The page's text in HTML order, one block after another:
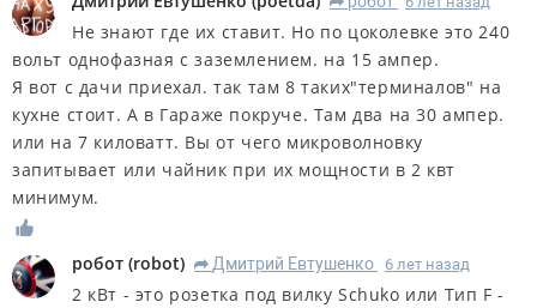
Не знают где их ставит. Но по цоколевке это 240
вольт однофазная с заземлением. на 15 ампер.
Я вот с дачи приехал. так там 8 таких"терминалов" на
кухне стоит. А в Гараже покруче. Там два на 30 ампер.
или на 7 киловатт. Вы от чего микроволновку
запитывает или чайник при их мощности в 2 квт
минимум.
робот (robot) R Дмитрий Евтушенко 6 лет назад
2 кВт - это розетка под вилку Schuko или Тип F -